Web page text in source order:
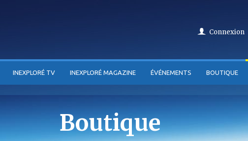
Connexion
INEXPLORÉ TV INEXPLORÉ MAGAZINE ÉVÉNEMENTS BOUTIQUE
Boutique